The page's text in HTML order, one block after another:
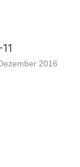
2016